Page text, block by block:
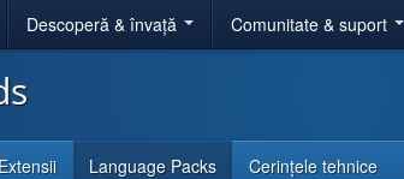
Descoperă & învață Comunitate & suport
Extensii Language Packs Cerințele tehnice